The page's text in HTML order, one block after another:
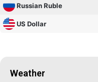
Russian Ruble
US Dollar
Weather